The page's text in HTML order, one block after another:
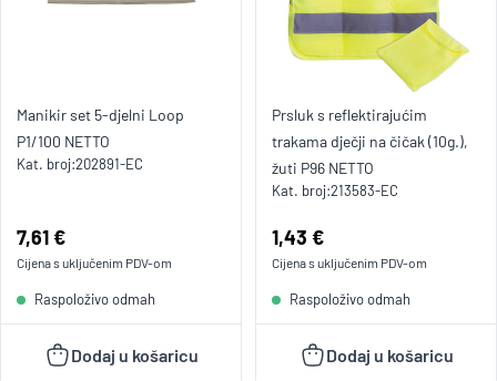
Manikir set 5-djelni Loop
P1/100 NETTO
Kat. broj:202891-EC
Cijena:
7,61 €
Cijena s uključenim PDV-om
Raspoloživo odmah
Dodaj u košaricu
Prsluk s reflektirajućim
trakama dječji na čičak (10g.),
žuti P96 NETTO
Kat. broj:213583-EC
Cijena:
1,43 €
Cijena s uključenim PDV-om
Raspoloživo odmah
Dodaj u košaricu